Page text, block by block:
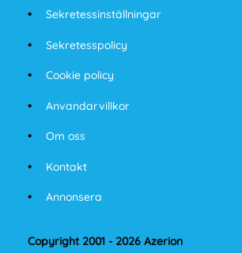
Sekretessinställningar
Sekretesspolicy
Cookie policy
Anvandarvillkor
Om oss
Kontakt
Annonsera
Copyright 2001 - 2026 Azerion